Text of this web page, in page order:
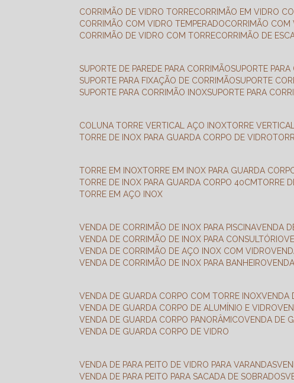
CORRIMÃO DE VIDRO TORRE
CORRIMÃO EM VIDRO
CORRIMÃO COM VIDRO TEMPERADO
CORRIMÃO
CORRIMÃO DE VIDRO COM TORRE
CORRIMÃO DE
SUPORTE DE PAREDE PARA CORRIMÃO
SUPORTE
SUPORTE PARA FIXAÇÃO DE CORRIMÃO
SUPORTE
SUPORTE PARA CORRIMÃO INOX SUPORTE PARA
COLUNA TORRE VERTICAL AÇO INOX TORRE
TORRE DE INOX PARA GUARDA CORPO DE VIDRO
TORRE EM INOX TORRE EM INOX PARA GUARDA
TORRE DE INOX PARA GUARDA CORPO 40CM TORRE
TORRE EM AÇO INOX
VENDA DE CORRIMÃO DE INOX PARA PISCINA
VENDA
VENDA DE CORRIMÃO DE INOX PARA CONSULTÓRIO
VENDA DE CORRIMÃO DE AÇO INOX COM VIDRO
VENDA DE CORRIMÃO DE INOX PARA BANHEIRO
VENDA DE GUARDA CORPO COM TORRE INOX
VENDA DE GUARDA CORPO DE ALUMÍNIO E VIDRO
VENDA DE GUARDA CORPO PANORÂMICO
VENDA DE
VENDA DE GUARDA CORPO DE VIDRO
VENDA DE PARA PEITO DE VIDRO PARA VARANDAS
VENDA DE PARA PEITO PARA SACADA DE SOBRADOS